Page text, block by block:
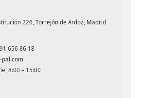
226, Torrejón de Ardoz, Madrid
656 86 18
8:00 – 15:00